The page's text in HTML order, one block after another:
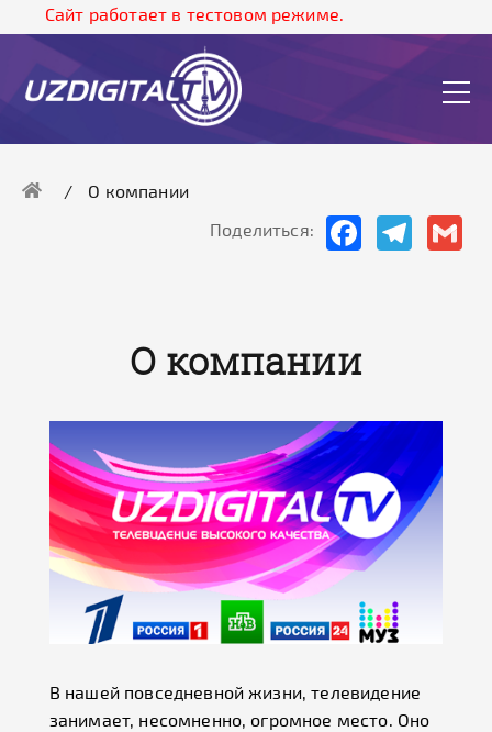
Cайт работает в тестовом режиме.
О компании
Поделиться:
FacebookTelegram
О компании
В нашей повседневной жизни, телевидение
занимает, несомненно, огромное место. Оно